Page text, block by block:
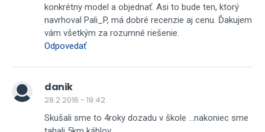
konkrétny model a objednať. Asi to bude ten, ktorý
navrhoval Pali_P, má dobré recenzie aj cenu. Ďakujem
vám všetkým za rozumné riešenie.
Odpovedať
danik
28.2.2016 - 19:42
Skušali sme to 4roky dozadu v škole ...nakoniec sme